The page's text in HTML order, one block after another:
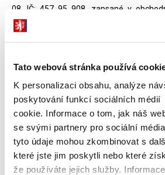
Tato webová stránka používá
K personalizaci obsahu, analýze
poskytování funkcí sociálních
cookie. Informace o tom, jak náš
se svými partnery pro sociální
tyto údaje mohou zkombinovat s
které jste jim poskytli nebo které
že používáte jejich služby.
08, IČ: 457 95 908, zapsané v
Městským soudem v Praze, oddíl B,
kolik akcií ČSA nabylo v roce 2009
za jakou kupní cenu nabylo MF ČR
akcií ČSA od FNM SR;
z jakého důvodu se rozhodlo MF
FNM SR.